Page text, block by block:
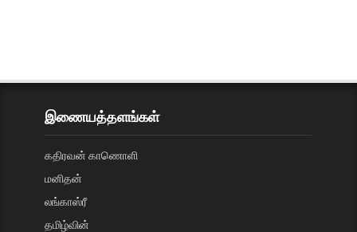
இணையத்தளங்கள்
கதிரவன் காணொளி
மனிதன்
லங்காஸ்ரீ
தமிழ்வின்